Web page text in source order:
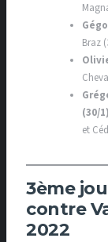
Braz
(30/1)
et
3ème
contre
2022